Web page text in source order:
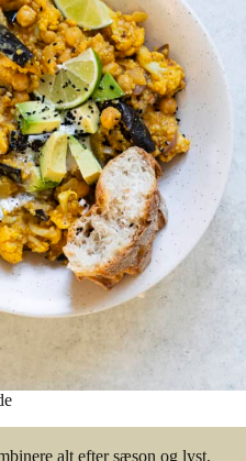
alt efter sæson og lyst.